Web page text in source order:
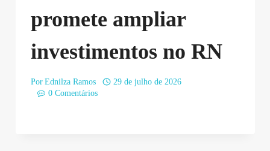
promete ampliar
investimentos no RN
Por Ednilza Ramos
29 de julho de 2026
0 Comentários